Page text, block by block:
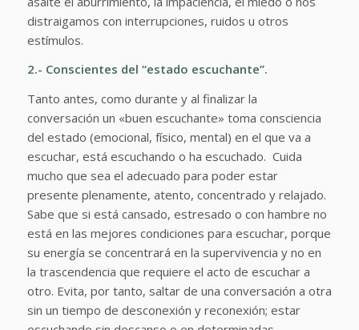
distraigamos con interrupciones, ruidos u otros
estímulos.
2.- Conscientes del “estado escuchante”.
Tanto antes, como durante y al finalizar la
conversación un «buen escuchante» toma consciencia
del estado (emocional, físico, mental) en el que va a
escuchar, está escuchando o ha escuchado. Cuida
mucho que sea el adecuado para poder estar
presente plenamente, atento, concentrado y relajado.
Sabe que si está cansado, estresado o con hambre no
está en las mejores condiciones para escuchar, porque
su energía se concentrará en la supervivencia y no en
la trascendencia que requiere el acto de escuchar a
otro. Evita, por tanto, saltar de una conversación a otra
sin un tiempo de desconexión y reconexión; estar